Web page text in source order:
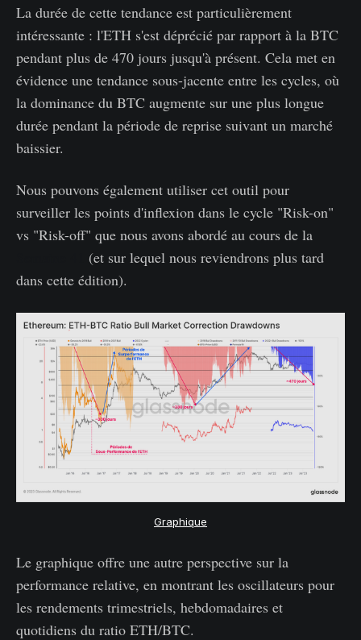
La durée de cette tendance est particulièrement
intéressante : l'ETH s'est déprécié par rapport à la BTC
pendant plus de 470 jours jusqu'à présent. Cela met en
évidence une tendance sous-jacente entre les cycles, où
la dominance du BTC augmente sur une plus longue
durée pendant la période de reprise suivant un marché
baissier.
Nous pouvons également utiliser cet outil pour
surveiller les points d'inflexion dans le cycle "Risk-on"
vs "Risk-off" que nous avons abordé au cours de la
(et sur lequel nous reviendrons plus tard
dans cette édition).
Graphique
Le graphique offre une autre perspective sur la
performance relative, en montrant les oscillateurs pour
les rendements trimestriels, hebdomadaires et
quotidiens du ratio ETH/BTC.